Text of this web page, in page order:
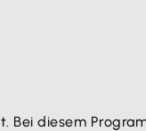
Bei diesem